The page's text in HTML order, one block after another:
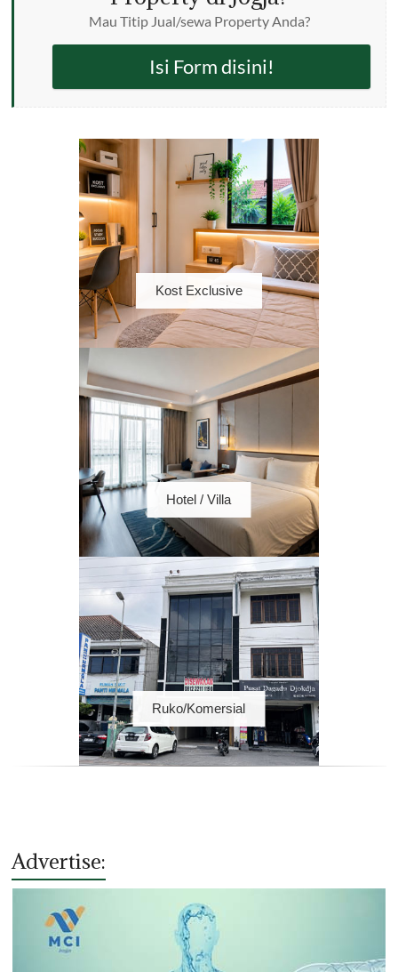
Mau Titip Jual/sewa Property Anda?
Isi Form disini!
Kost Exclusive
Hotel / Villa
Ruko/Komersial
Advertise: